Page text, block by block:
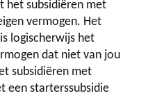
het subsidiëren met
vermogen. Het
logischerwijs het
dat niet van jou
subsidiëren met
een starterssubsidie